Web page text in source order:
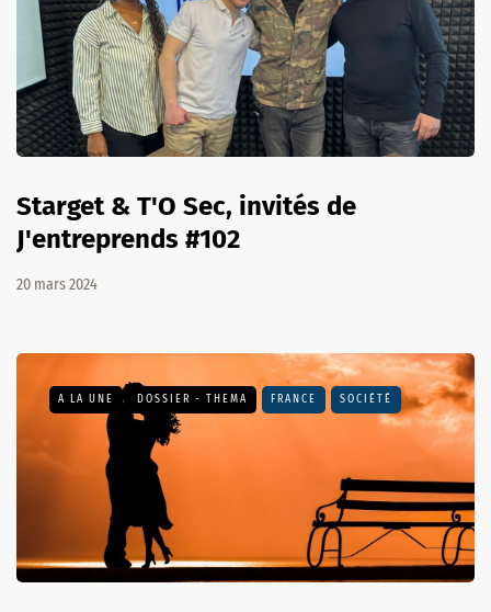
Starget & T'O Sec, invités de
J'entreprends #102
20 mars 2024
A LA UNE DOSSIER - THEMA FRANCE SOCIÉTÉ